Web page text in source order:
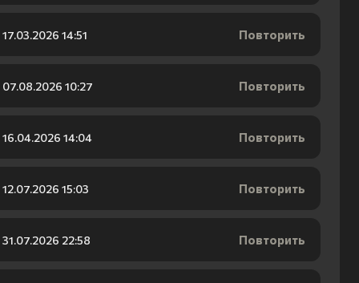
17.03.2026 14:51 Повторить
07.08.2026 10:27 Повторить
16.04.2026 14:04 Повторить
12.07.2026 15:03 Повторить
31.07.2026 22:58 Повторить